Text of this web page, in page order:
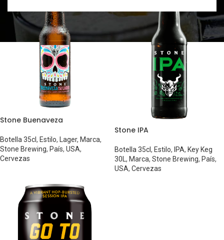
Stone Buenaveza
Botella 35cl, Estilo, Lager, Marca,
Stone Brewing, País, USA,
Cervezas
Stone IPA
Botella 35cl, Estilo, IPA, Key Keg
30L , Marca, Stone Brewing, País,
USA, Cervezas